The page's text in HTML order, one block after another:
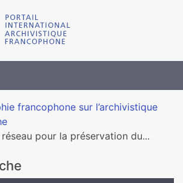
francophone sur l’archivistique
pour la préservation du...